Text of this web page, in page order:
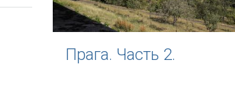
Прага. Часть 2.